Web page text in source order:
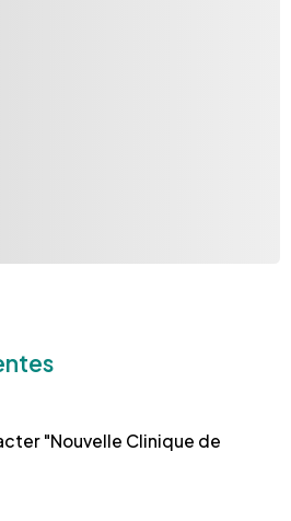
"Nouvelle Clinique de